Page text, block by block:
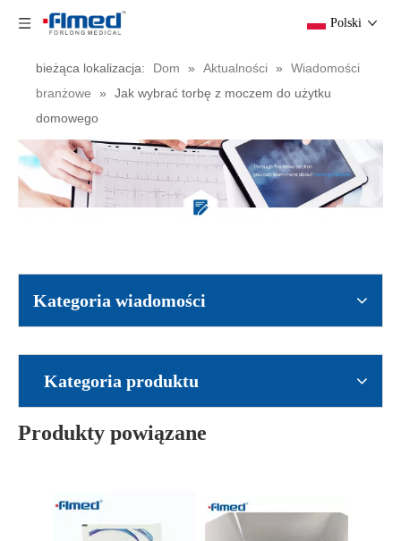
Polski
bieżąca lokalizacja: Dom » Aktualności »
Wiadomości
branżowe
»
Jak wybrać torbę z moczem do użytku
domowego
Kategoria wiadomości
Kategoria produktu
Produkty powiązane
Samoprzylepny opatrunek na oczy z włókniny z wkładką pochłaniającą Owalne, pojedynczo pakowane medyczne, sterylne płatki pod oczy